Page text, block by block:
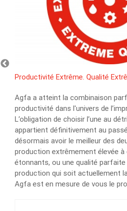
Productivité Extrême. Qualité
Agfa a atteint la combinaison
productivité dans l'univers de
L’obligation de choisir l’une au
appartient définitivement au
désormais avoir le meilleur des
production extrêmement élevée à
étonnants, ou une qualité parfaite
production qui soit actuellement
Agfa est en mesure de vous le